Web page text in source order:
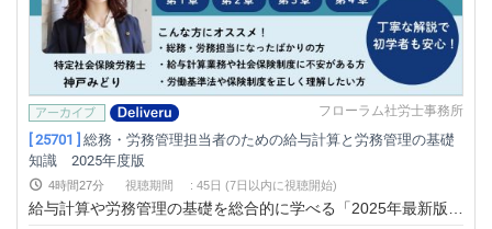
フローラム社労士事務所
[ 25701 ] 総務・労務管理担当者のための給与計算と労務管理の基礎
知識 2025年度版
4時間27分 視聴期間 : 45日 (7日以内に視聴開始)
給与計算や労務管理の基礎を総合的に学べる「2025年最新版」